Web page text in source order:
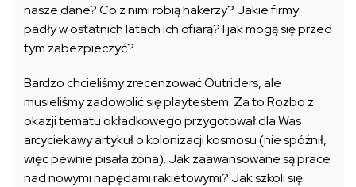
nasze dane? Co z nimi robią hakerzy? Jakie firmy
padły w ostatnich latach ich ofiarą? I jak mogą się przed
tym zabezpieczyć?
Bardzo chcieliśmy zrecenzować Outriders, ale
musieliśmy zadowolić się playtestem. Za to Rozbo z
okazji tematu okładkowego przygotował dla Was
arcyciekawy artykuł o kolonizacji kosmosu (nie spóźnił,
więc pewnie pisała żona). Jak zaawansowane są prace
nad nowymi napędami rakietowymi? Jak szkoli się